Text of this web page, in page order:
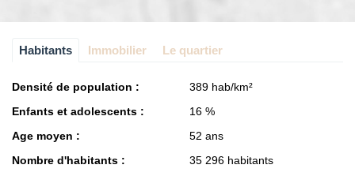
Habitants Immobilier Le quartier
Densité de population :
389 hab/km²
Enfants et adolescents :
16 %
Age moyen :
52 ans
Nombre d'habitants :
35 296 habitants